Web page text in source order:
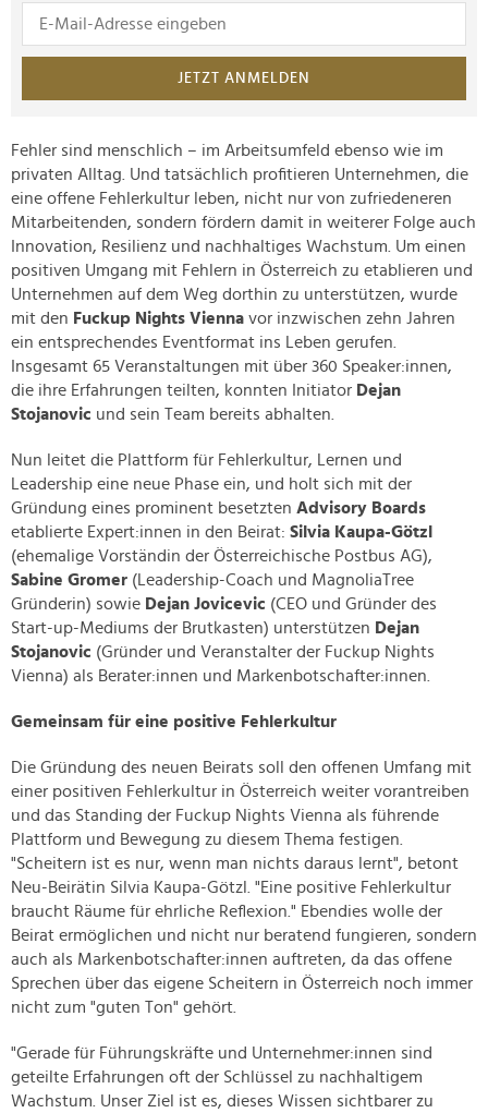
JETZT ANMELDEN
Fehler sind menschlich – im Arbeitsumfeld ebenso wie im
privaten Alltag. Und tatsächlich profitieren Unternehmen, die
eine offene Fehlerkultur leben, nicht nur von zufriedeneren
Mitarbeitenden, sondern fördern damit in weiterer Folge auch
Innovation, Resilienz und nachhaltiges Wachstum. Um einen
positiven Umgang mit Fehlern in Österreich zu etablieren und
Unternehmen auf dem Weg dorthin zu unterstützen, wurde
mit den Fuckup Nights Vienna vor inzwischen zehn Jahren
ein entsprechendes Eventformat ins Leben gerufen.
Insgesamt 65 Veranstaltungen mit über 360 Speaker:innen,
die ihre Erfahrungen teilten, konnten Initiator Dejan
Stojanovic und sein Team bereits abhalten.
Nun leitet die Plattform für Fehlerkultur, Lernen und
Leadership eine neue Phase ein, und holt sich mit der
Gründung eines prominent besetzten Advisory Boards
etablierte Expert:innen in den Beirat: Silvia Kaupa-Götzl
(ehemalige Vorständin der Österreichische Postbus AG),
Sabine Gromer (Leadership-Coach und MagnoliaTree
Gründerin) sowie Dejan Jovicevic (CEO und Gründer des
Start-up-Mediums der Brutkasten) unterstützen Dejan
Stojanovic (Gründer und Veranstalter der Fuckup Nights
Vienna) als Berater:innen und Markenbotschafter:innen.
Gemeinsam für eine positive Fehlerkultur
Die Gründung des neuen Beirats soll den offenen Umfang mit
einer positiven Fehlerkultur in Österreich weiter vorantreiben
und das Standing der Fuckup Nights Vienna als führende
Plattform und Bewegung zu diesem Thema festigen.
"Scheitern ist es nur, wenn man nichts daraus lernt", betont
Neu-Beirätin Silvia Kaupa-Götzl. "Eine positive Fehlerkultur
braucht Räume für ehrliche Reflexion." Ebendies wolle der
Beirat ermöglichen und nicht nur beratend fungieren, sondern
auch als Markenbotschafter:innen auftreten, da das offene
Sprechen über das eigene Scheitern in Österreich noch immer
nicht zum "guten Ton" gehört.
"Gerade für Führungskräfte und Unternehmer:innen sind
geteilte Erfahrungen oft der Schlüssel zu nachhaltigem
Wachstum. Unser Ziel ist es, dieses Wissen sichtbarer zu